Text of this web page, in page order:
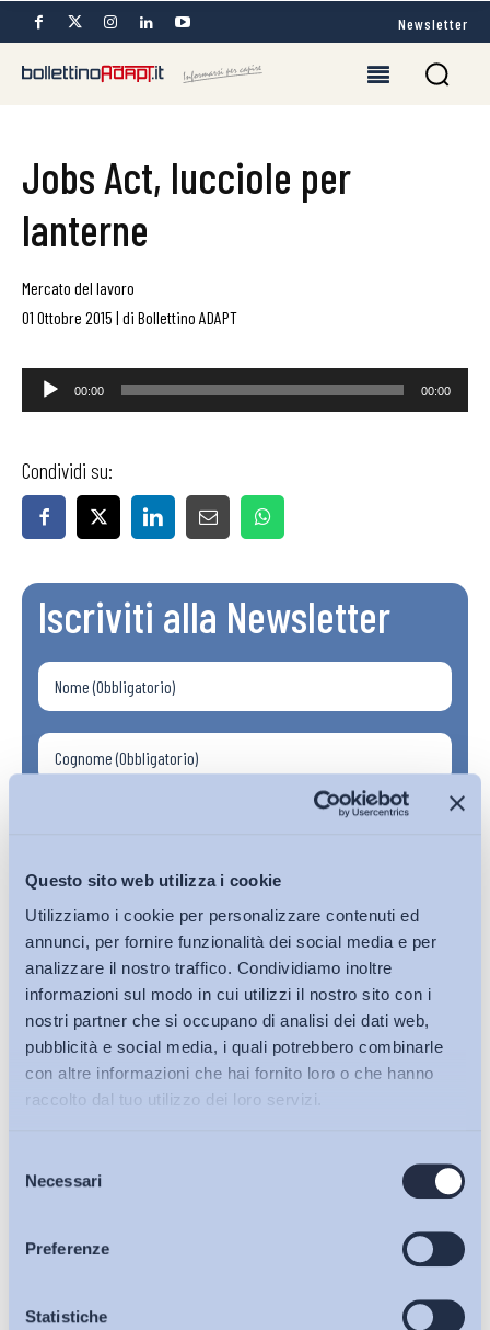
Questo sito web utilizza i cookie
Utilizziamo i cookie per personalizzare contenuti ed
annunci, per fornire funzionalità dei social media e per
analizzare il nostro traffico. Condividiamo inoltre
informazioni sul modo in cui utilizzi il nostro sito con i
nostri partner che si occupano di analisi dei dati web,
pubblicità e social media, i quali potrebbero combinarle
con altre informazioni che hai fornito loro o che hanno
raccolto dal tuo utilizzo dei loro servizi.
delNecessari
Preferenze
Statistiche
Bollettini ADAPT
Articoli
Osservatori
Newsletter
Jobs Act, lucciole per
lanterne
Mercato del lavoro
01 Ottobre 2015 | di Bollettino ADAPT
Audio
Player
00:00 00:00
Condividi su:
Iscriviti alla Newsletter
Ho letto e Accetto il trattamento dei dati personali descritti